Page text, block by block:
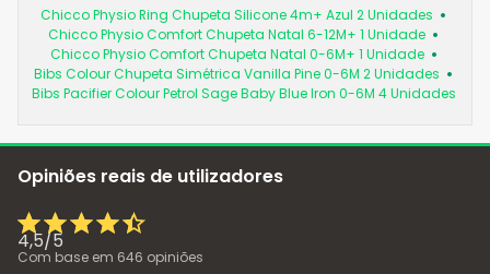
Chicco Physio Ring Chupeta Silicone 4m+ Azul 2 Unidades
Chicco Physio Comfort Chupeta Natal 6-12M+ 1 Unidade
Chicco Physio Comfort Chupeta Natal 0-6M+ 1 Unidade
Bibs Colour Chupeta Simétrica Vanilla Pine 0-6M 2 Unidades
Bibs Pacifier Colour Petrol Sage Baby Blue Iron 0-6M 4 Unidades
Opiniões reais de utilizadores
4,5/5
Com base em 646 opiniões